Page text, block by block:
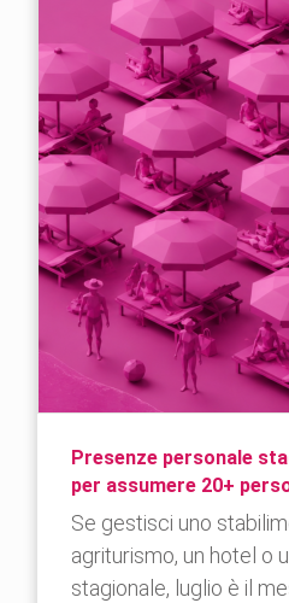
Presenze personale
per assumere 20+
Se gestisci uno
agriturismo, un hotel o
stagionale, luglio è il